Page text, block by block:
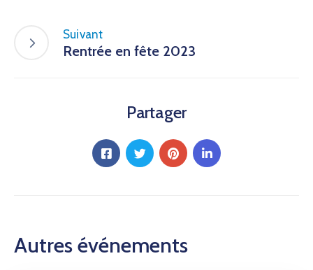
Suivant
Rentrée en fête 2023
Partager
Autres événements